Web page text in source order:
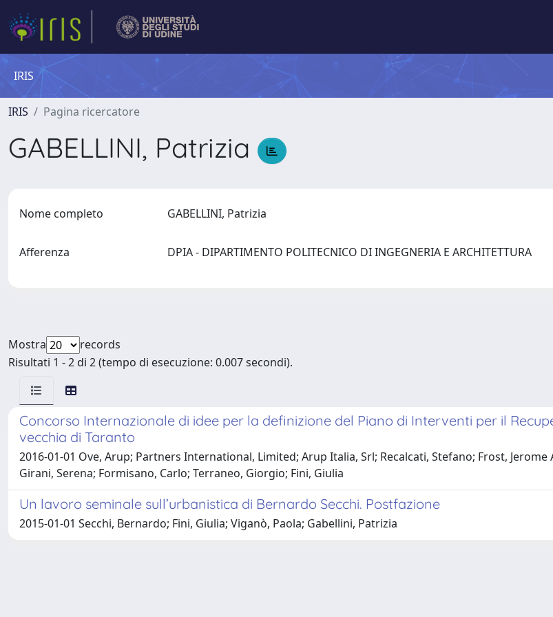
IRIS
IRIS Pagina ricercatore
GABELLINI, Patrizia
Nome completo GABELLINI, Patrizia
Afferenza DPIA - DIPARTIMENTO POLITECNICO DI INGEGNERIA E ARCHITETTURA
Mostra
records
Risultati 1 - 2 di 2 (tempo di esecuzione: 0.007 secondi).
Concorso Internazionale di idee per la definizione del Piano di Interventi per il
vecchia di Taranto
2016-01-01 Ove, Arup; Partners International, Limited; Arup Italia, Srl; Recalcati, Stefano; Frost,
Girani, Serena; Formisano, Carlo; Terraneo, Giorgio; Fini, Giulia
Un lavoro seminale sull’urbanistica di Bernardo Secchi. Postfazione
2015-01-01 Secchi, Bernardo; Fini, Giulia; Viganò, Paola; Gabellini, Patrizia